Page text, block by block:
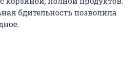
бдительность позволила